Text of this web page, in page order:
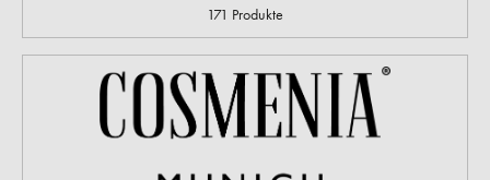
171 Produkte